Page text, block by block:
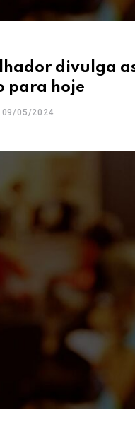
divulga
para hoje
09/05/2024